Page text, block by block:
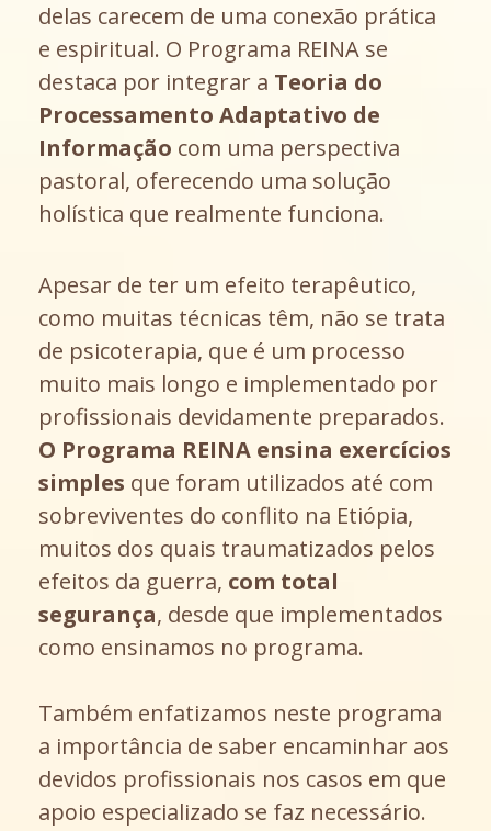
delas carecem de uma conexão prática
e espiritual. O Programa REINA se
destaca por integrar a Teoria do
Processamento Adaptativo de
Informação com uma perspectiva
pastoral, oferecendo uma solução
holística que realmente funciona.
Apesar de ter um efeito terapêutico,
como muitas técnicas têm, não se trata
de psicoterapia, que é um processo
muito mais longo e implementado por
profissionais devidamente preparados.
O Programa REINA ensina exercícios
simples que foram utilizados até com
sobreviventes do conflito na Etiópia,
muitos dos quais traumatizados pelos
efeitos da guerra, com total
segurança, desde que implementados
como ensinamos no programa.
Também enfatizamos neste programa
a importância de saber encaminhar aos
devidos profissionais nos casos em que
apoio especializado se faz necessário.